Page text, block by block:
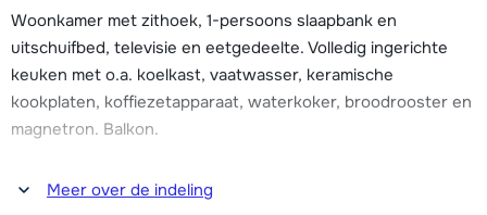
gezamenlijke skiberging en over diverse luxe faciliteiten
zoals een overdekt en verwarmd zwembad (8 x 14 meter),
hammam en sauna (vanaf 16 jaar) en een fitnessruimte.
Verder vind je er een squashbaan.
mogelijk.
Woonkamer met zithoek, 1-persoons slaapbank en
uitschuifbed, televisie en eetgedeelte. Volledig ingerichte
keuken met o.a. koelkast, vaatwasser, keramische
kookplaten, koffiezetapparaat, waterkoker, broodrooster en
magnetron. Balkon.
Eén slaapkamer met een 2-persoonsbed. Verder een
Meer over de indeling